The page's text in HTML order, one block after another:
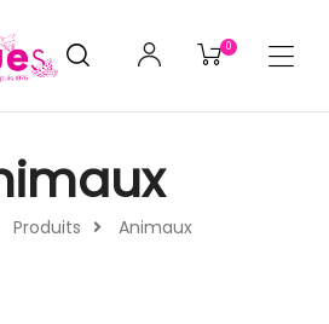
0
Produits Animaux